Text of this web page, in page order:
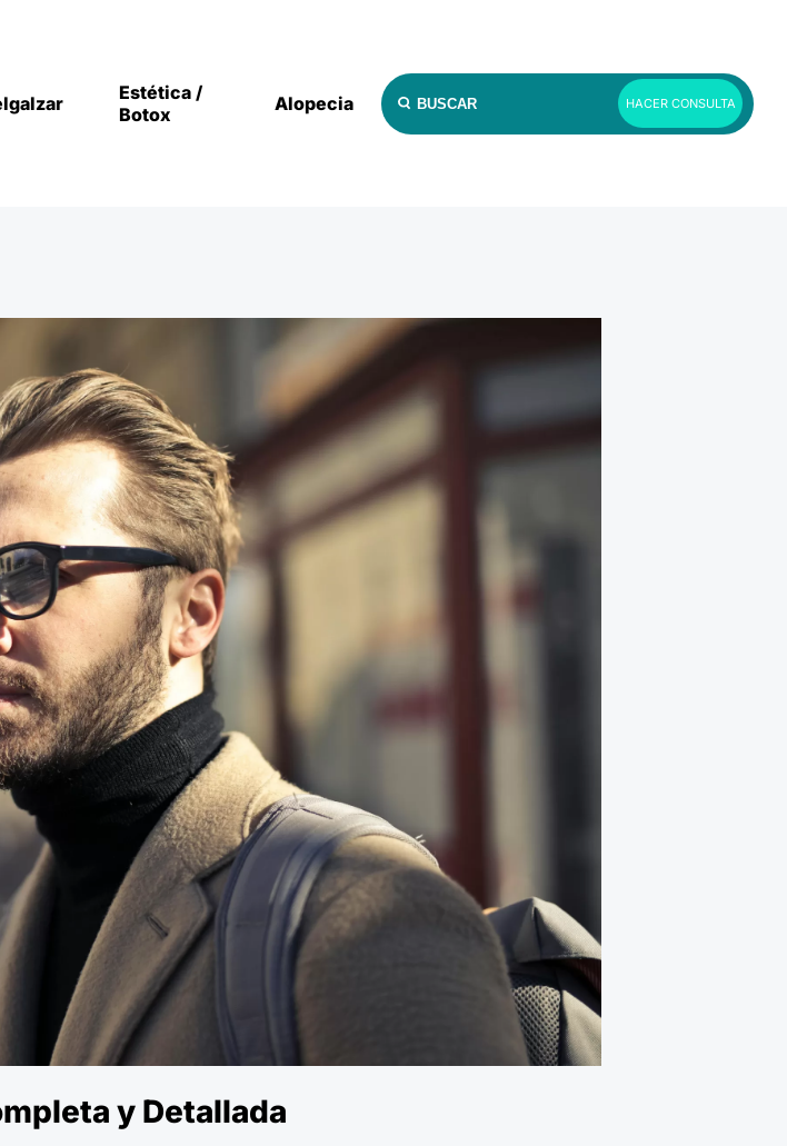
Estética /
Botox
Alopecia HACER CONSULTA
y Detallada